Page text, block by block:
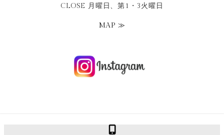
CLOSE 月曜日、第1・3火曜日
MAP ≫